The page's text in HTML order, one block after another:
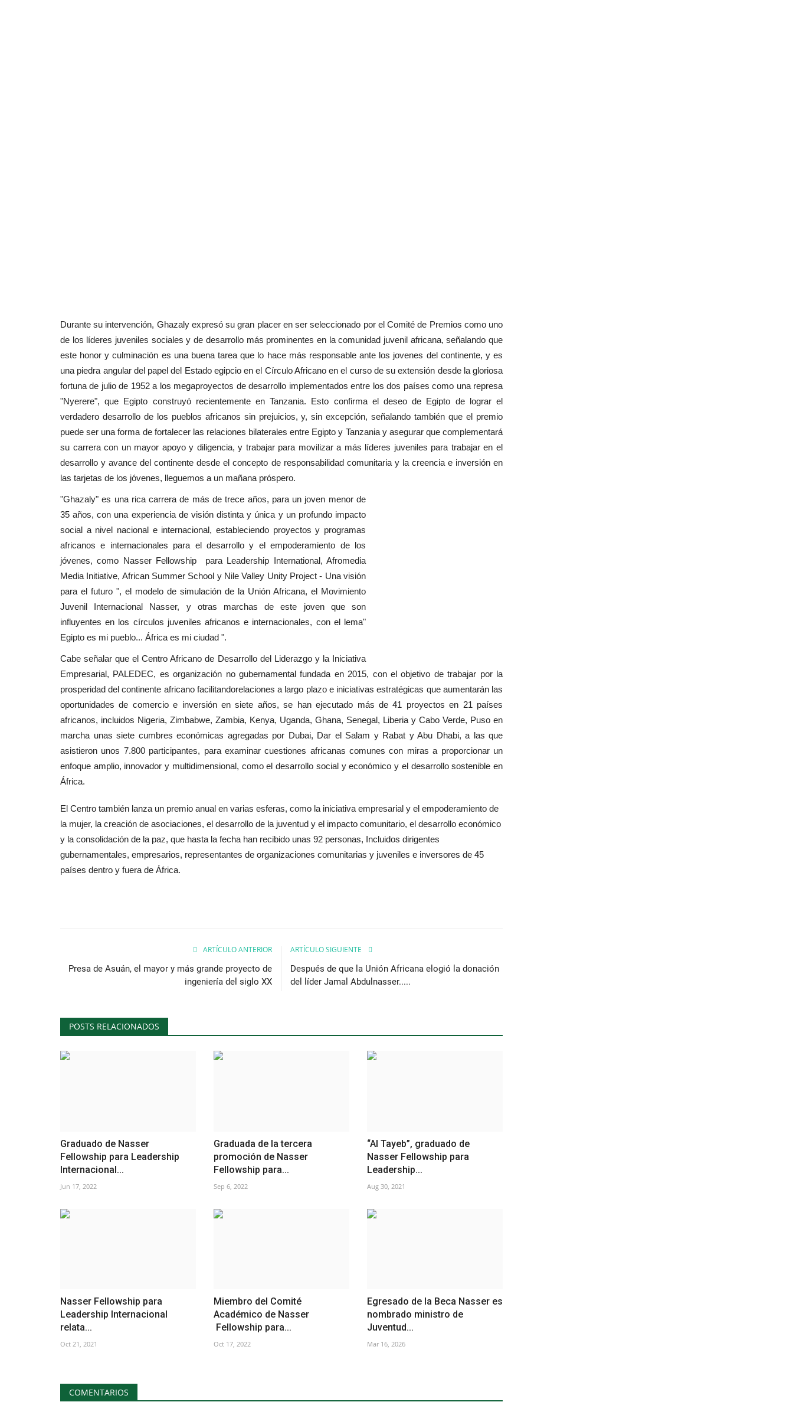
Durante su intervención, Ghazaly expresó su gran placer en ser seleccionado por el Comité de Premios como uno
de los líderes juveniles sociales y de desarrollo más prominentes en la comunidad juvenil africana, señalando que
este honor y culminación es una buena tarea que lo hace más responsable ante los jovenes del continente, y es
una piedra angular del papel del Estado egipcio en el Círculo Africano en el curso de su extensión desde la gloriosa
fortuna de julio de 1952 a los megaproyectos de desarrollo implementados entre los dos países como una represa
"Nyerere", que Egipto construyó recientemente en Tanzania. Esto confirma el deseo de Egipto de lograr el
verdadero desarrollo de los pueblos africanos sin prejuicios, y, sin excepción, señalando también que el premio
puede ser una forma de fortalecer las relaciones bilaterales entre Egipto y Tanzania y asegurar que complementará
su carrera con un mayor apoyo y diligencia, y trabajar para movilizar a más líderes juveniles para trabajar en el
desarrollo y avance del continente desde el concepto de responsabilidad comunitaria y la creencia e inversión en
las tarjetas de los jóvenes, lleguemos a un mañana próspero.
"Ghazaly" es una rica carrera de más de trece años, para un joven menor de
35 años, con una experiencia de visión distinta y única y un profundo impacto
social a nivel nacional e internacional, estableciendo proyectos y programas
africanos e internacionales para el desarrollo y el empoderamiento de los
jóvenes, como Nasser Fellowship para Leadership International, Afromedia
Media Initiative, African Summer School y Nile Valley Unity Project - Una visión
para el futuro ", el modelo de simulación de la Unión Africana, el Movimiento
Juvenil Internacional Nasser, y otras marchas de este joven que son
influyentes en los círculos juveniles africanos e internacionales, con el lema"
Egipto es mi pueblo... África es mi ciudad ".
Cabe señalar que el Centro Africano de Desarrollo del Liderazgo y la Iniciativa
Empresarial, PALEDEC, es organización no gubernamental fundada en 2015, con el objetivo de trabajar por la
prosperidad del continente africano facilitandorelaciones a largo plazo e iniciativas estratégicas que aumentarán las
oportunidades de comercio e inversión en siete años, se han ejecutado más de 41 proyectos en 21 países
africanos, incluidos Nigeria, Zimbabwe, Zambia, Kenya, Uganda, Ghana, Senegal, Liberia y Cabo Verde, Puso en
marcha unas siete cumbres económicas agregadas por Dubai, Dar el Salam y Rabat y Abu Dhabi, a las que
asistieron unos 7.800 participantes, para examinar cuestiones africanas comunes con miras a proporcionar un
enfoque amplio, innovador y multidimensional, como el desarrollo social y económico y el desarrollo sostenible en
África.
El Centro también lanza un premio anual en varias esferas, como la iniciativa empresarial y el empoderamiento de
la mujer, la creación de asociaciones, el desarrollo de la juventud y el impacto comunitario, el desarrollo económico
y la consolidación de la paz, que hasta la fecha han recibido unas 92 personas, Incluidos dirigentes
gubernamentales, empresarios, representantes de organizaciones comunitarias y juveniles e inversores de 45
países dentro y fuera de África.
ARTÍCULO ANTERIOR
Presa de Asuán, el mayor y más grande proyecto de
ingeniería del siglo XX
ARTÍCULO SIGUIENTE
Después de que la Unión Africana elogió la donación
del líder Jamal Abdulnasser.....
POSTS RELACIONADOS
Graduado de Nasser
Fellowship para Leadership
Internacional...
Jun 17, 2022
Graduada de la tercera
promoción de Nasser
Fellowship para...
Sep 6, 2022
“Al Tayeb”, graduado de
Nasser Fellowship para
Leadership...
Aug 30, 2021
Nasser Fellowship para
Leadership Internacional
relata...
Oct 21, 2021
Miembro del Comité
Académico de Nasser
Fellowship para...
Oct 17, 2022
Egresado de la Beca Nasser es
nombrado ministro de
Juventud...
Mar 16, 2026
COMENTARIOS